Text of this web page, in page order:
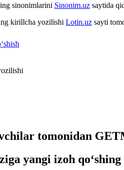
sinonimlarini Sinonim.uz saytida
kirillcha yozilishi Lotin.uz sayti
tomonidan
yangi izoh qo‘shing